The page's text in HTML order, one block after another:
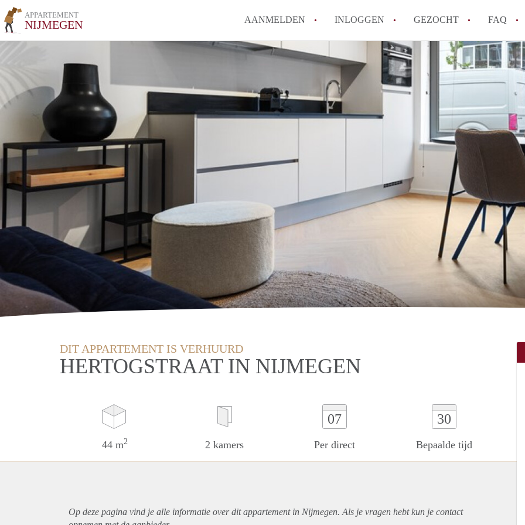
APPARTEMENT
NIJMEGEN AANMELDEN INLOGGEN GEZOCHT FAQ
Wat is AppartementNijmegen?
Hoeveel kost het om te reageren op een
Wat is de privacyverklaring van
Berekent AppartementNijmegen
makelaarsvergoeding/
Is AppartementNijmegen
Appartement / Appartementen in
Alle veelgestelde vragen
DIT APPARTEMENT IS VERHUURD
HERTOGSTRAAT IN NIJMEGEN
44 m2 2 kamers
07
Per direct
30
Bepaalde tijd
Op deze pagina vind je alle informatie over ditappartementin Nijmegen. Als je vragen hebt kun je contact